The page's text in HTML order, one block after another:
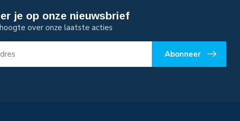
je op onze nieuwsbrief
over onze laatste acties
Abonneer